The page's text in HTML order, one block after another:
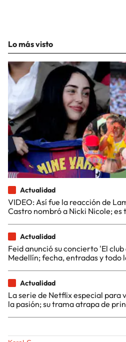
Lo más visto
Actualidad
VIDEO: Así fue la reacción de
Castro nombró a Nicki Nicole; es
Actualidad
Feid anunció su concierto 'El club
Medellín; fecha, entradas y todo
Actualidad
La serie de Netflix especial
la pasión; su trama atrapa de